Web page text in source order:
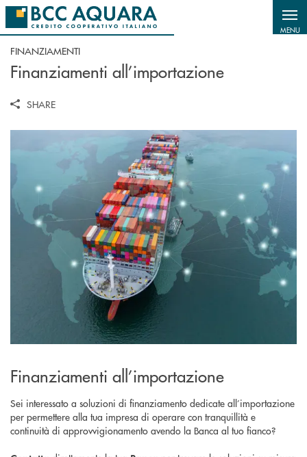
Salta al contenuto principale
MENU
FINANZIAMENTI
Finanziamenti all’importazione
SHARE
Finanziamenti all’importazione
Sei interessato a soluzioni di finanziamento dedicate all’importazione
per permettere alla tua impresa di operare con tranquillità e
continuità di approvvigionamento avendo la Banca al tuo fianco?